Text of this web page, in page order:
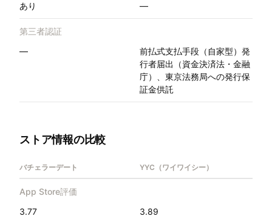
あり
—
第三者認証
—
前払式支払手段（自家型）発
行者届出（資金決済法・金融
庁）、東京法務局への発行保
証金供託
ストア情報の比較
バチェラーデート YYC（ワイワイシー）
App Store評価
3.77
3.89